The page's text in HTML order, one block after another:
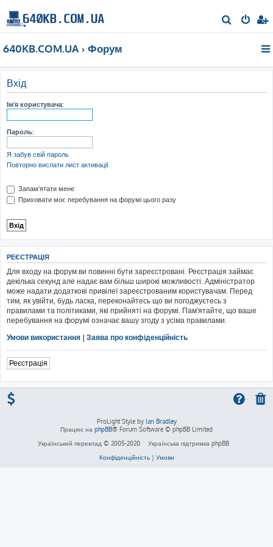
о
640KB.COM.UA Форум
Вхід
Ім'я користувача:
Пароль:
Я забув свій пароль
Повторно вислати лист активації
Запам'ятати мене
Приховати моє перебування на форумі цього разу
РЕЄСТРАЦІЯ
Для входу на форум ви повинні бути зареєстровані. Реєстрація займає
декілька секунд але надає вам більш широкі можливості. Адміністратор
може надати додаткові привілеї зареєстрованим користувачам. Перед
тим, як увійти, будь ласка, переконайтесь що ви погоджуєтесь з
правилами та політиками, які прийняті на форумі. Пам'ятайте, що ваше
перебування на форумі означає вашу згоду з усіма правилами.
Умови використання | Заява про конфіденційність
Реєстрація
ProLight Style by Ian Bradley
Працює на phpBB® Forum Software © phpBB Limited
Український переклад © 2005-2020
Українська підтримка phpBB
Конфіденційність| Умови